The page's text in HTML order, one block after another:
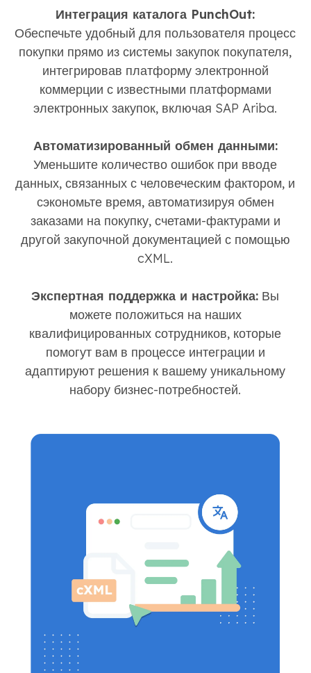
Интеграция каталога PunchOut:
Обеспечьте удобный для пользователя процесс
покупки прямо из системы закупок покупателя,
интегрировав платформу электронной
коммерции с известными платформами
электронных закупок, включая SAP Ariba.
Автоматизированный обмен данными:
Уменьшите количество ошибок при вводе
данных, связанных с человеческим фактором, и
сэкономьте время, автоматизируя обмен
заказами на покупку, счетами-фактурами и
другой закупочной документацией с помощью
cXML.
Экспертная поддержка и настройка: Вы
можете положиться на наших
квалифицированных сотрудников, которые
помогут вам в процессе интеграции и
адаптируют решения к вашему уникальному
набору бизнес-потребностей.